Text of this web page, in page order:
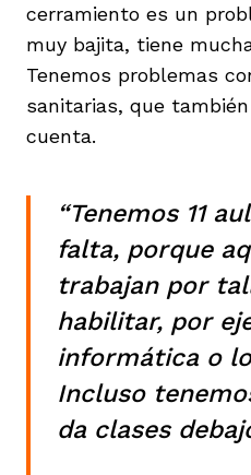
cerramiento es un
muy bajita, tiene
Tenemos problemas
sanitarias, que
cuenta.
“Tenemos 11
falta, porque
trabajan por
habilitar, por
informática o
Incluso
da clases